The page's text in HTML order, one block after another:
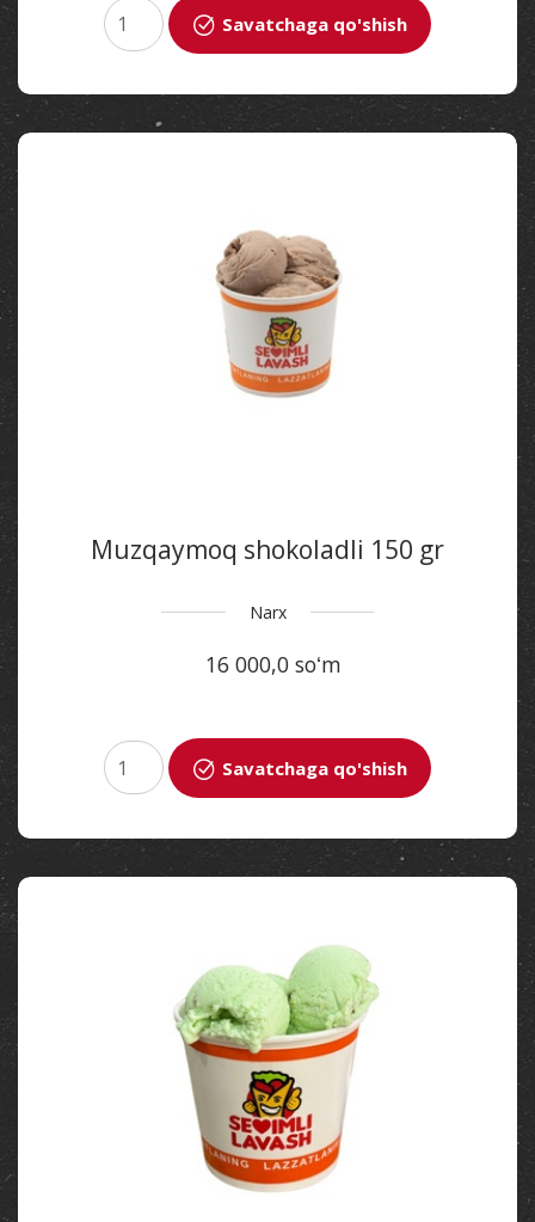
Savatchaga qo'shish
Muzqaymoq shokoladli 150 gr
Narx
16 000,0 soʻm
Savatchaga qo'shish